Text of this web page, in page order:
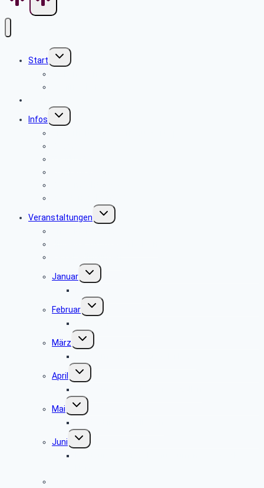
Start
Untermenü
umschalten
Infos
Untermenü
umschalten
Veranstaltungen
Untermenü
umschalten
Januar
Untermenü
umschalten
Februar
Untermenü
umschalten
März
Untermenü
umschalten
April
Untermenü
umschalten
Mai
Untermenü
umschalten
Juni
Untermenü
umschalten